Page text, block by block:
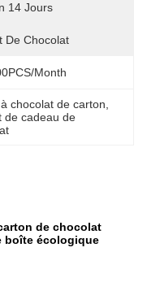
14 Jours
De Chocolat
Month
chocolat de carton
de cadeau de
de chocolat
boîte écologique